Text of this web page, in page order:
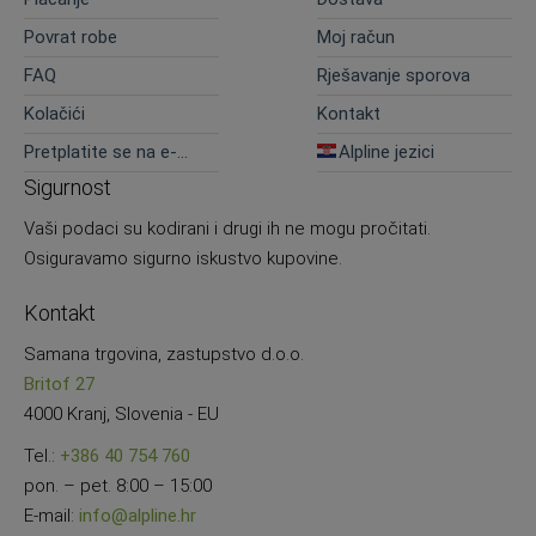
Povrat robe
Moj račun
FAQ
Rješavanje sporova
Kolačići
Kontakt
Pretplatite se na e-
Alpline jezici
Sigurnost
Vaši podaci su kodirani i drugi ih ne mogu pročitati.
Osiguravamo sigurno iskustvo kupovine.
Kontakt
Samana trgovina, zastupstvo d.o.o.
Britof 27
4000 Kranj, Slovenia - EU
Tel.: +386 40 754 760
pon. – pet. 8:00 – 15:00
E-mail: info@alpline.hr